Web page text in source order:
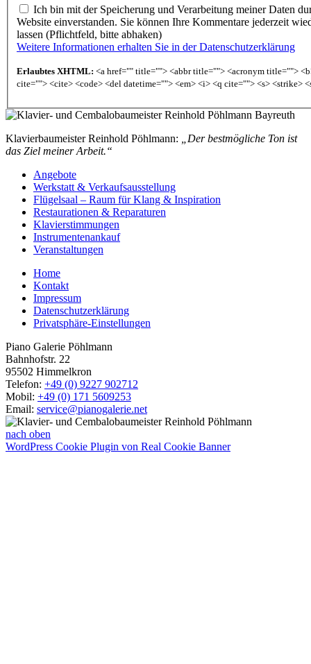
Ich bin mit der Speicherung und Verarbeitung meiner Daten
Website einverstanden. Sie können Ihre Kommentare jederzeit
lassen (Pflichtfeld, bitte abhaken)
Weitere Informationen erhalten Sie in der Datenschutzerklärung
Erlaubtes XHTML: <a href="" title=""> <abbr title=""> <acronym title="">
cite=""> <cite> <code> <del datetime=""> <em> <i> <q cite=""> <s> <strike>
Klavierbaumeister Reinhold Pöhlmann:
„Der bestmögliche Ton ist
das Ziel meiner Arbeit.“
Angebote
Werkstatt & Verkaufsausstellung
Flügelsaal – Raum für Klang & Inspiration
Restaurationen & Reparaturen
Klavierstimmungen
Instrumentenankauf
Veranstaltungen
Home
Kontakt
Impressum
Datenschutzerklärung
Privatsphäre-Einstellungen
Piano Galerie Pöhlmann
Bahnhofstr. 22
95502 Himmelkron
Telefon: +49 (0) 9227 902712
Mobil: +49 (0) 171 5609253
Email: service@pianogalerie.net
nach oben
WordPress Cookie Plugin von Real Cookie Banner